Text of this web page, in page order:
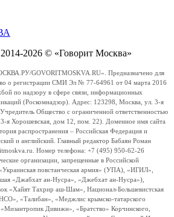
2026 © «Говорит Москва»
GOVORITMOSKVA.RU». Предназначено для
о регистрации СМИ Эл № 77-64961 от 04 марта 2016
по надзору в сфере связи, информационных
(Роскомнадзор). Адрес: 123298, Москва, ул. 3-я
Общество с ограниченной ответственностью
Хорошевская, дом 12, пом. 22). Доменное имя сайта
распространения – Российская Федерация и
и английский. Главный редактор Бабаян Роман
Номер телефона: +7 (495) 950-62-26
организации, запрещенные в Российской
повстанческая армия» (УПА), «ИГИЛ»,
«Джабхат ан-Нусра», «Джебхат ан-Нусра»),
«Хайят Тахрир аш-Шам», Национал-Большевистская
«Талибан», «Меджлис крымско-татарского
Дивижн», «Братство» Корчинского,